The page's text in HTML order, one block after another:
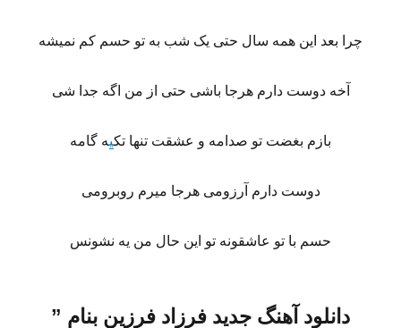
چرا بعد این همه سال حتی یک شب به تو حسم کم نمیشه
آخه دوست دارم هرجا باشی حتی از من اگه جدا شی
بازم بغضت تو صدامه و عشقت تنها تکیه گامه
دوست دارم آرزومی هرجا میرم روبرومی
حسم با تو عاشقونه تو این حال من یه نشونس
دانلود آهنگ جدید فرزاد فرزین بنام ”